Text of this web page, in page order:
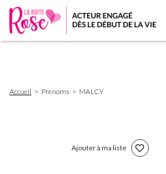
d'Ariane
Accueil Prenoms MALCY
Ajouter à ma liste